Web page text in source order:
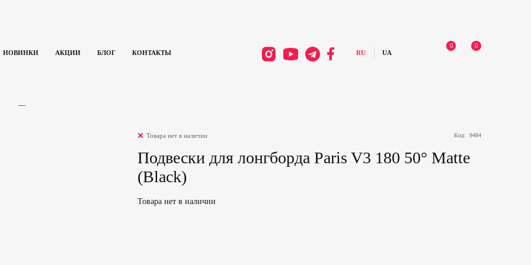
НОВИНКИ АКЦИИ БЛОГ КОНТАКТЫ
0 0
Товара нет в наличии Код: 9484
Подвески для лонгборда Paris V3 180 50° Matte
(Black)
Товара нет в наличии